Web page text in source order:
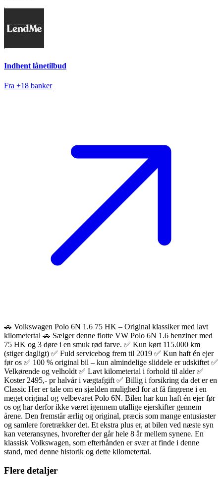
Indhent lånetilbud
Fra +18 banker
🚗 Volkswagen Polo 6N 1.6 75 HK – Original klassiker med lavt
kilometertal 🚗 Sælger denne flotte VW Polo 6N 1.6 benziner med
75 HK og 3 døre i en smuk rød farve. ✅ Kun kørt 115.000 km
(stiger dagligt) ✅ Fuld servicebog frem til 2019 ✅ Kun haft én ejer
før os ✅ 100 % original bil – kun almindelige sliddele er udskiftet ✅
Velkørende og velholdt ✅ Lavt kilometertal i forhold til alder ✅
Koster 2495,- pr halvår i vægtafgift ✅ Billig i forsikring da det er en
Classic Her er tale om en sjælden mulighed for at få fingrene i en
meget original og velbevaret Polo 6N. Bilen har kun haft én ejer før
os og har derfor ikke været igennem utallige ejerskifter gennem
årene. Den fremstår ærlig og original, præcis som mange entusiaster
og samlere foretrækker det. Et ekstra plus er, at bilen ved næste syn
kan veteransynes, hvorefter der går hele 8 år mellem synene. En
klassisk Volkswagen, som efterhånden er svær at finde i denne
stand, med denne historik og dette kilometertal.
Flere detaljer